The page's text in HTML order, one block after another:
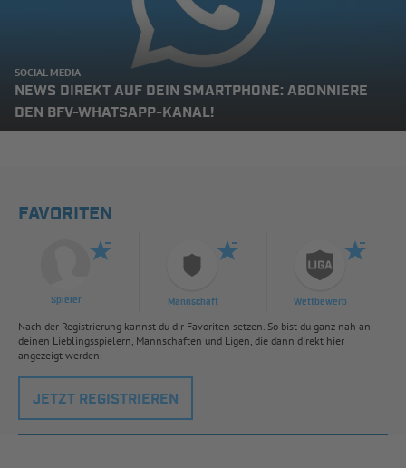
SOCIAL MEDIA
NEWS DIREKT AUF DEIN SMARTPHONE: ABONNIERE
DEN BFV-WHATSAPP-KANAL!
FAVORITEN
Spieler Mannschaft Wettbewerb
Nach der Registrierung kannst du dir Favoriten setzen. So bist du ganz nah an
deinen Lieblingsspielern, Mannschaften und Ligen, die dann direkt hier
angezeigt werden.
JETZT REGISTRIEREN